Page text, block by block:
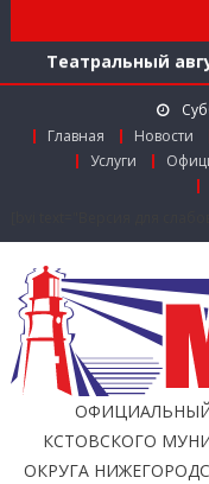
ул.
Театральный
время
Доступ к
Поддержка в
«Драйверы
Заслуженный
комплекса
Мониторинг
ул.
Главная
Новости
Услуги
ОФИЦИАЛЬНЫЙ
КСТОВСКОГО
ОКРУГА